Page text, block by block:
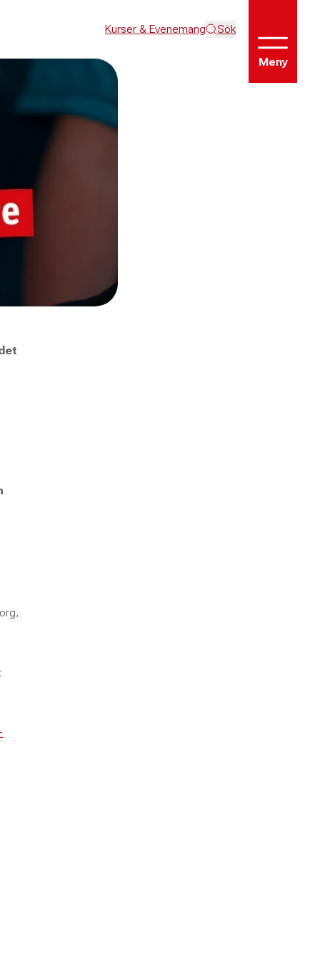
Kurser & Evenemang Sök
Meny